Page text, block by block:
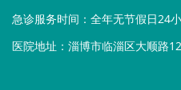
急诊服务时间：全年无节假日24
医院地址：淄博市临淄区大顺路